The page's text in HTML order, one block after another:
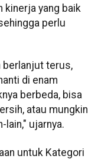
kinerja yang baik
perlu
berlanjut terus,
di enam
berbeda, bisa
atau mungkin
lain," ujarnya.
untuk Kategori